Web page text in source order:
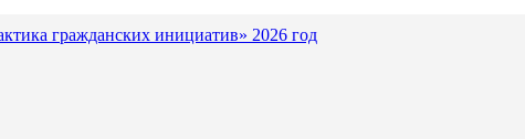
гражданских инициатив» 2026 год